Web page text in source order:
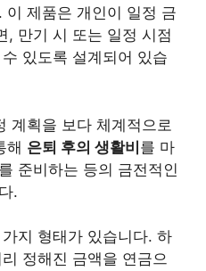
이 제품은 개인이 일정 금
, 만기 시 또는 일정 시점
있도록 설계되어 있습
계획을 보다 체계적으로
해 은퇴 후의 생활비를 마
준비하는 등의 금전적인
.
지 형태가 있습니다. 하
정해진 금액을 연금으